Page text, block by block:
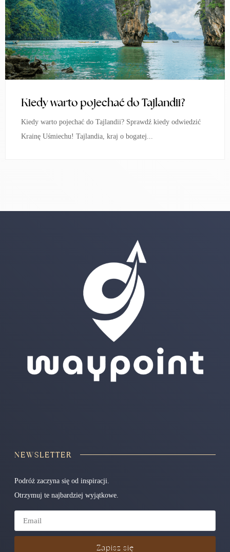
Kiedy warto pojechać do Tajlandii?
Kiedy warto pojechać do Tajlandii? Sprawdź kiedy odwiedzić
Krainę Uśmiechu! Tajlandia, kraj o bogatej...
NEWSLETTER
Podróż zaczyna się od inspiracji.
Otrzymuj te najbardziej wyjątkowe.
Zapisz się